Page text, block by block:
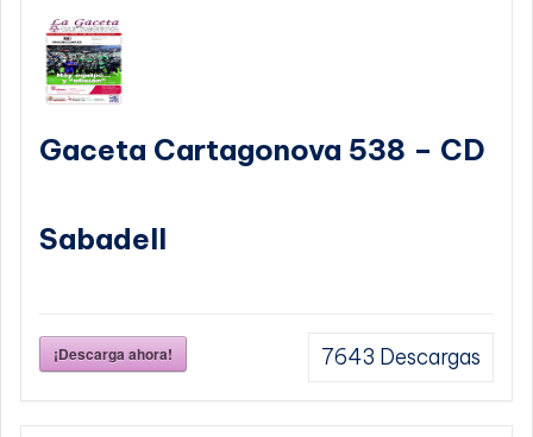
Gaceta Cartagonova 538 – CD
Sabadell
¡Descarga ahora! 7643 Descargas